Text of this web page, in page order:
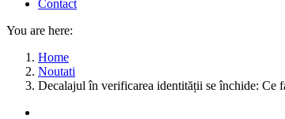
Contact
You are here:
Home
Noutati
Decalajul în verificarea identității se închide: Ce